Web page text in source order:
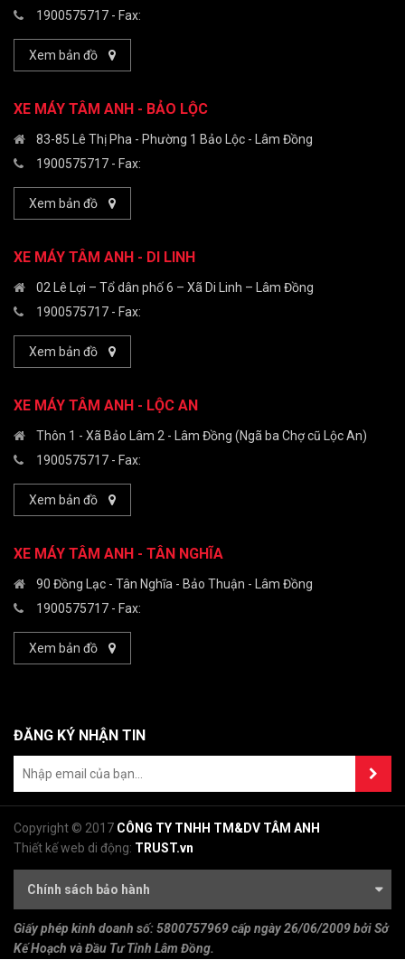
1900575717 - Fax:
Xem bản đồ
XE MÁY TÂM ANH - BẢO LỘC
83-85 Lê Thị Pha - Phường 1 Bảo Lộc - Lâm Đồng
1900575717 - Fax:
Xem bản đồ
XE MÁY TÂM ANH - DI LINH
02 Lê Lợi – Tổ dân phố 6 – Xã Di Linh – Lâm Đồng
1900575717 - Fax:
Xem bản đồ
XE MÁY TÂM ANH - LỘC AN
Thôn 1 - Xã Bảo Lâm 2 - Lâm Đồng (Ngã ba Chợ cũ Lộc An)
1900575717 - Fax:
Xem bản đồ
XE MÁY TÂM ANH - TÂN NGHĨA
90 Đồng Lạc - Tân Nghĩa - Bảo Thuận - Lâm Đồng
1900575717 - Fax:
Xem bản đồ
ĐĂNG KÝ NHẬN TIN
Copyright © 2017 CÔNG TY TNHH TM&DV TÂM ANH
Thiết kế web di động: TRUST.vn
Chính sách bảo hành
Giấy phép kinh doanh số:5800757969 cấp ngày 26/06/2009 bởi Sở
Kế Hoạch và Đầu Tư Tỉnh Lâm Đồng.